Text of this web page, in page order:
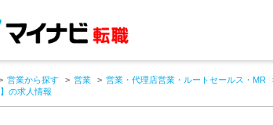
営業から探す 営業 営業・代理店営業・ルートセールス・MR
の求人情報